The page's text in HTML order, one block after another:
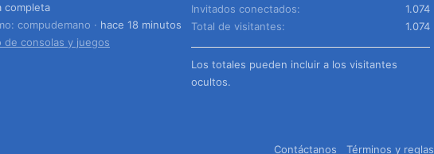
completa
compudemano
hace 18 minutos
de consolas y juegos
Invitados conectados
1.074
Total de visitantes
1.074
Los totales pueden incluir a los visitantes
ocultos.
Contáctanos Términos y reglas